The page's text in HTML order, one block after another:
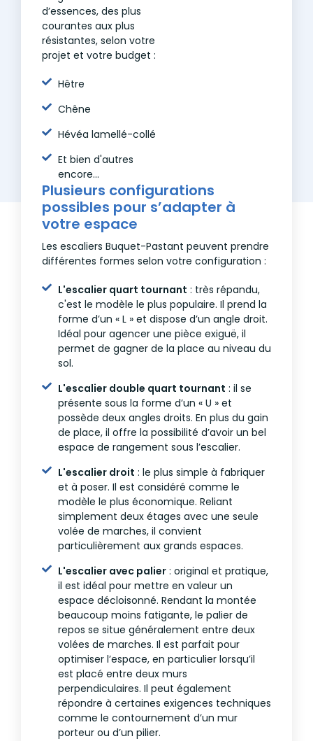
d’essences, des plus
courantes aux plus
résistantes, selon votre
projet et votre budget :
Hêtre
Chêne
Hévéa lamellé-collé
Et bien d'autres
encore...
Plusieurs configurations
possibles pour s’adapter à
votre espace
Les escaliers Buquet-Pastant peuvent prendre
différentes formes selon votre configuration :
L'escalier quart tournant : très répandu,
c'est le modèle le plus populaire. Il prend la
forme d’un « L » et dispose d’un angle droit.
Idéal pour agencer une pièce exiguë, il
permet de gagner de la place au niveau du
sol.
L'escalier double quart tournant : il se
présente sous la forme d’un « U » et
possède deux angles droits. En plus du gain
de place, il offre la possibilité d’avoir un bel
espace de rangement sous l’escalier.
L'escalier droit : le plus simple à fabriquer
et à poser. Il est considéré comme le
modèle le plus économique. Reliant
simplement deux étages avec une seule
volée de marches, il convient
particulièrement aux grands espaces.
L'escalier avec palier: original et pratique,
il est idéal pour mettre en valeur un
espace décloisonné. Rendant la montée
beaucoup moins fatigante, le palier de
repos se situe généralement entre deux
volées de marches. Il est parfait pour
optimiser l’espace, en particulier lorsqu’il
est placé entre deux murs
perpendiculaires. Il peut également
répondre à certaines exigences techniques
comme le contournement d’un mur
porteur ou d’un pilier.